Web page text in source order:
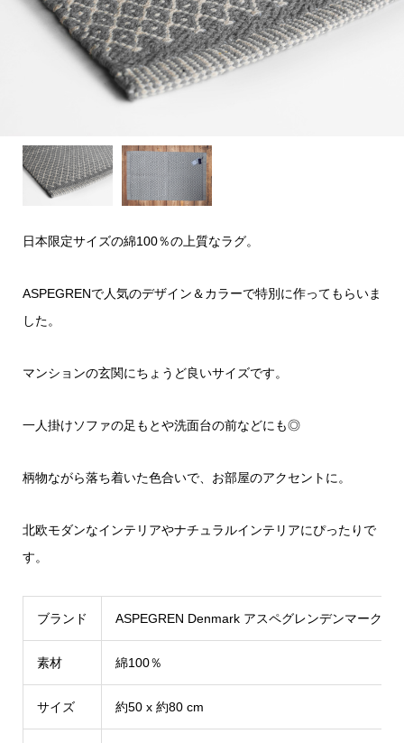
日本限定サイズの綿100％の上質なラグ。
ASPEGRENで人気のデザイン＆カラーで特別に作ってもらいま
した。
マンションの玄関にちょうど良いサイズです。
一人掛けソファの足もとや洗面台の前などにも◎
柄物ながら落ち着いた色合いで、お部屋のアクセントに。
北欧モダンなインテリアやナチュラルインテリアにぴったりで
す。
ブランド ASPEGREN Denmark アスペグレンデンマーク
素材 綿100％
サイズ 約50 x 約80 cm